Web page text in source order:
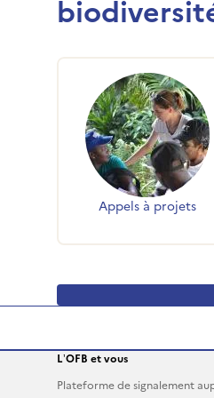
Accès
Appels à projets
L’OFB et vous
Plateforme de signalement